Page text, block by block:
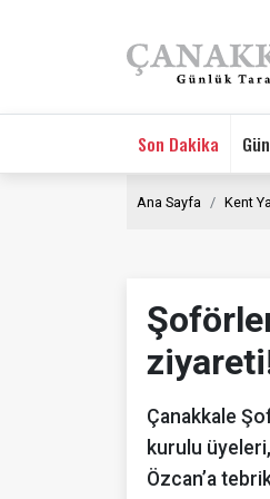
Son Dakika
Ana Sayfa Kent
Çanakkale
kurulu
Özcan’a